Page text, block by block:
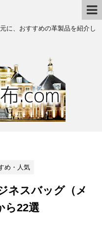
に、おすすめの革製品を紹介し
め・人気
ネスバッグ（メ
ら22選